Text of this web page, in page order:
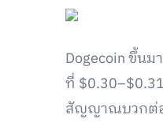
Dogecoin ขึ้น
ที่
สัญญาณบวกต่